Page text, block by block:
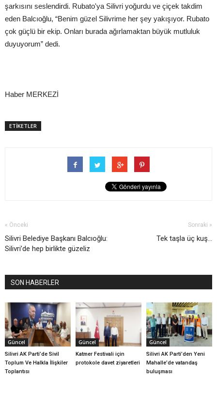
şarkısını seslendirdi. Rubato'ya Silivri yoğurdu ve çiçek takdim
eden Balcıoğlu, “Benim güzel Silivrime her şey yakışıyor. Rubato
çok güçlü bir ekip. Onları burada ağırlamaktan büyük mutluluk
duyuyorum” dedi.
Haber MERKEZİ
ETİKETLER
« Önceki
Silivri Belediye Başkanı Balcıoğlu:
Silivri’de hep birlikte güzeliz
Sonraki »
Tek taşla üç kuş...
SON HABERLER
Güncel
Silivri AK Parti’de Sivil
Toplum Ve Halkla İlişkiler
Toplantısı
Güncel
Katmer Festivali için
protokole davet ziyaretleri
Güncel
Silivri AK Parti’den Yeni
Mahalle’de vatandaş
buluşması